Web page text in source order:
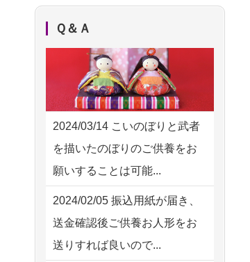
2026/08/04 00:38
2026/08/03 21:17
愛知県の方からお申込み
2026/08/02 18:47
虎ノ門の方からお申込み
2026/08/02 11:15
千葉県の方からお申込み
2026/08/02 10:39
神奈川の方からお申込み
ハードルが高そうに思えるの
ですが、...
2026/08/02 NEW
祖母の人形
供養の際も利用させていただ
き安心感がある
お人形の仕
分けなども丁寧に行う様子か
ら、大切...
供養の内容（料金
や送り方等）がとても丁寧に
説...
Ｑ＆Ａ
2024/03/14 こいのぼりと武者
を描いたのぼりのご供養をお
願いすることは可能...
2024/02/05 振込用紙が届き、
送金確認後ご供養お人形をお
送りすれば良いので...